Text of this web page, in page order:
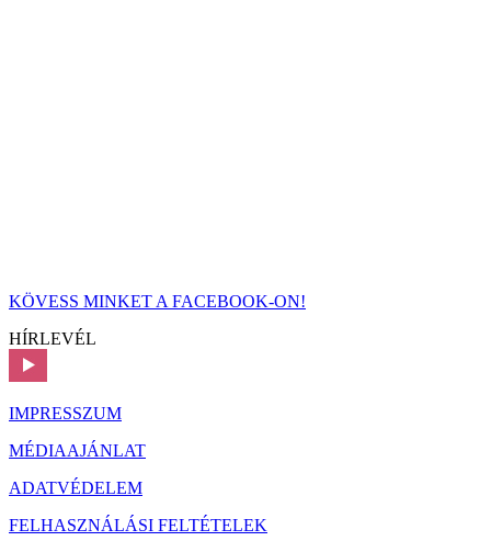
KÖVESS MINKET A FACEBOOK-ON!
HÍRLEVÉL
IMPRESSZUM
MÉDIAAJÁNLAT
ADATVÉDELEM
FELHASZNÁLÁSI FELTÉTELEK